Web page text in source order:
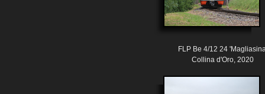
FLP Be 4/12 24
Collina d'Oro, 2020